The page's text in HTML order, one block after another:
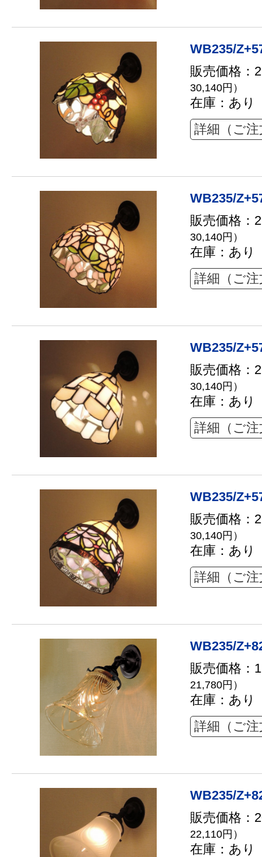
WB235/
販売価格：
30,140円）
在庫：あり
詳細（ご
WB235/
販売価格：
30,140円）
在庫：あり
詳細（ご
WB235/
販売価格：
30,140円）
在庫：あり
詳細（ご
WB235/
販売価格：
30,140円）
在庫：あり
詳細（ご
WB235/
販売価格：
21,780円）
在庫：あり
詳細（ご
WB235/
販売価格：
22,110円）
在庫：あり